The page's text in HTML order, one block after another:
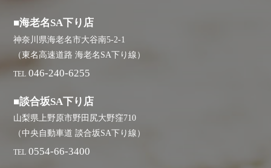
■海老名SA下り店
神奈川県海老名市大谷南5-2-1
（東名高速道路 海老名SA下り線）
TEL 046-240-6255
■談合坂SA下り店
山梨県上野原市野田尻大野窪710
（中央自動車道 談合坂SA下り線）
TEL 0554-66-3400